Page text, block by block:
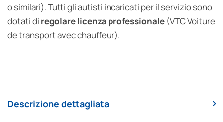
o similari). Tutti gli autisti incaricati per il servizio sono
dotati di regolare licenza professionale (VTC Voiture
de transport avec chauffeur).
Descrizione dettagliata